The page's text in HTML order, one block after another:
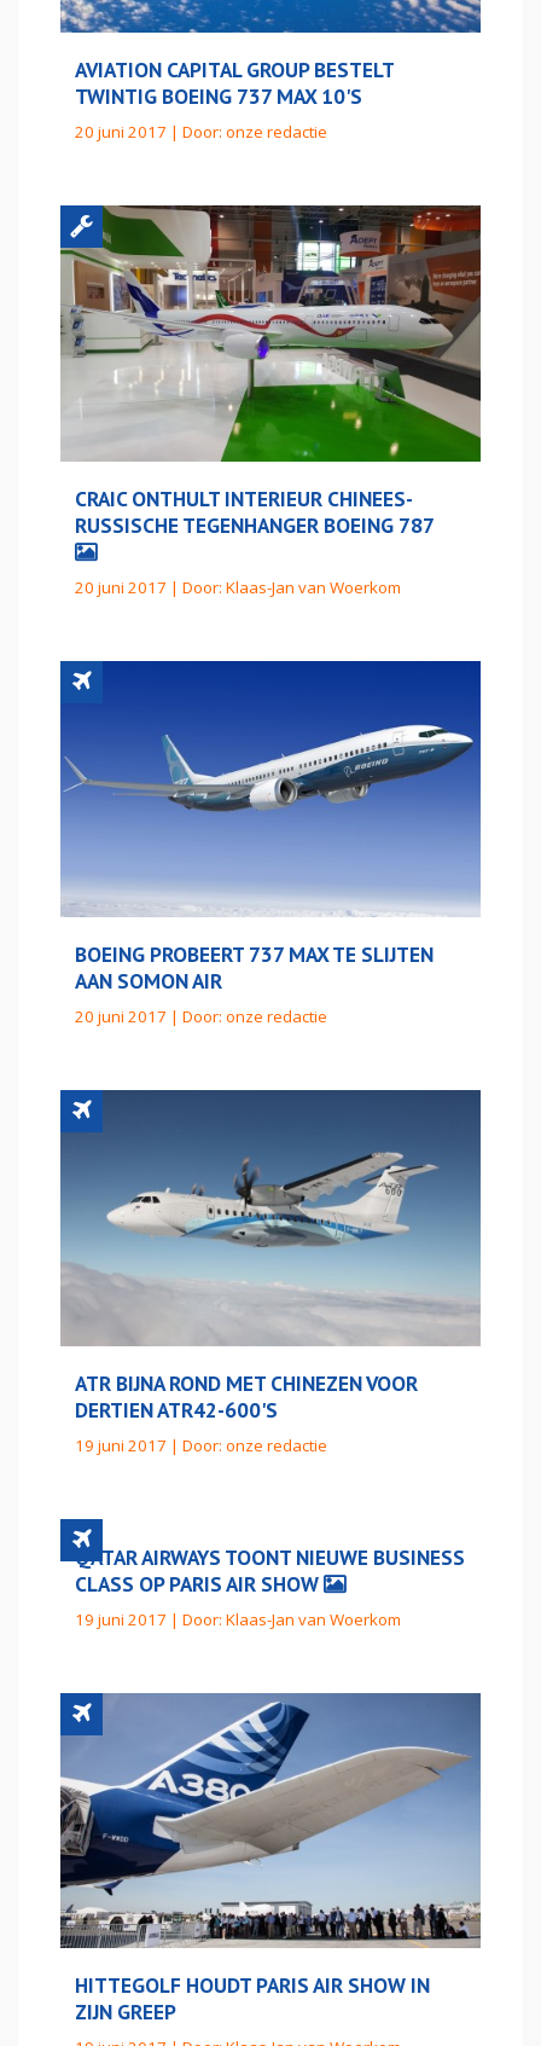
AVIATION CAPITAL GROUP BESTELT
TWINTIG BOEING 737 MAX 10'S
20 juni 2017 | Door: onze redactie
CRAIC ONTHULT INTERIEUR CHINEES-
RUSSISCHE TEGENHANGER BOEING 787
20 juni 2017 | Door: Klaas-Jan van Woerkom
BOEING PROBEERT 737 MAX TE SLIJTEN
AAN SOMON AIR
20 juni 2017 | Door: onze redactie
ATR BIJNA ROND MET CHINEZEN VOOR
DERTIEN ATR42-600'S
19 juni 2017 | Door: onze redactie
QATAR AIRWAYS TOONT NIEUWE BUSINESS
CLASS OP PARIS AIR SHOW
19 juni 2017 | Door: Klaas-Jan van Woerkom
HITTEGOLF HOUDT PARIS AIR SHOW IN
ZIJN GREEP